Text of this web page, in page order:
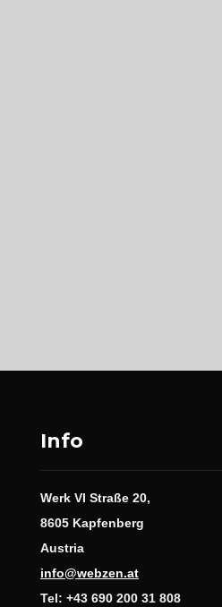
Info
Werk VI Straße 20,
8605 Kapfenberg
Austria
info@webzen.at
Tel: +43 690 200 31 808